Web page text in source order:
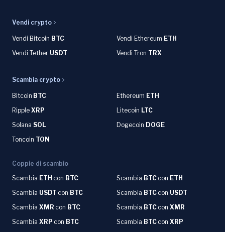
Vendi crypto
Vendi Bitcoin BTC Vendi Ethereum ETH
Vendi Tether USDT Vendi Tron TRX
Scambia crypto
Bitcoin BTC Ethereum ETH
Ripple XRP Litecoin LTC
Solana SOL Dogecoin DOGE
Toncoin TON
Coppie di scambio
Scambia ETH con BTC Scambia BTC con ETH
Scambia USDT con BTC Scambia BTC con USDT
Scambia XMR con BTC Scambia BTC con XMR
Scambia XRP con BTC Scambia BTC con XRP